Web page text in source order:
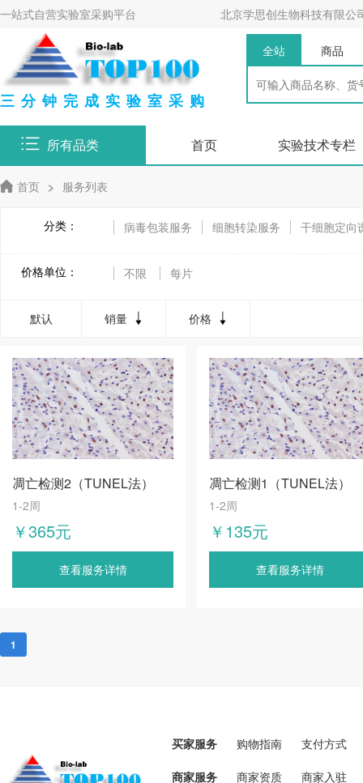
一站式自营实验室采购平台 北京学思创生物科技有限公
三分钟完成实验室采购
全站 商品
所有品类 首页 实验技术专栏
首页 > 服务列表
分类： 病毒包装服务 细胞转染服务
干细胞定向
单细胞分析相关服务
价格单位： 不限 每片
默认 销量 价格
凋亡检测2（TUNEL法）
1-2周
￥365元
查看服务详情
凋亡检测1（TUNEL法）
1-2周
￥135元
查看服务详情
1
买家服务 购物指南 支付方式
商家服务 商家资质 商家入驻